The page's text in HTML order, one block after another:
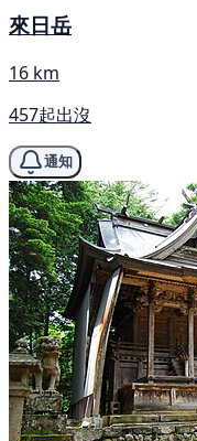
來日岳
16 km
457起出沒
通知